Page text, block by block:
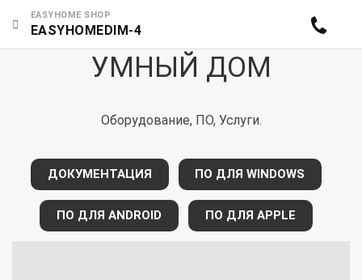
EASYHOME SHOP
EASYHOMEDIM-4
УМНЫЙ ДОМ
Оборудование, ПО, Услуги.
ДОКУМЕНТАЦИЯ ПО ДЛЯ WINDOWS
ПО ДЛЯ ANDROID ПО ДЛЯ APPLE